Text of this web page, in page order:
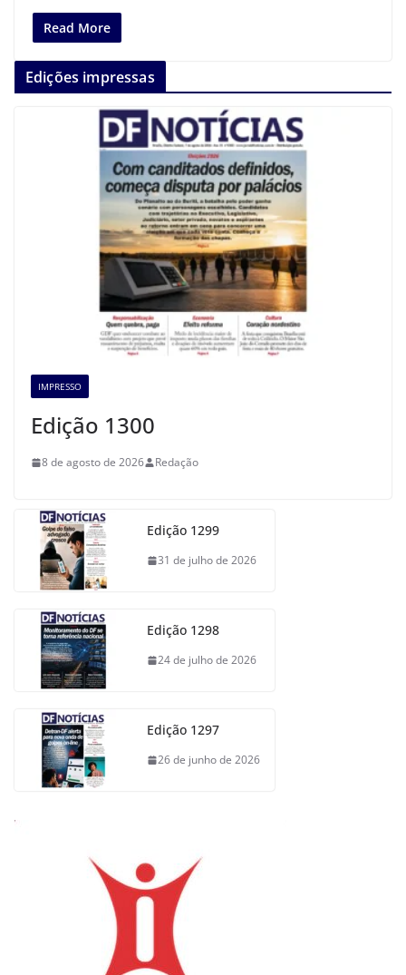
Read More
Edições impressas
IMPRESSO
Edição 1300
8 de agosto de 2026 Redação
Edição 1299
31 de julho de 2026
Edição 1298
24 de julho de 2026
Edição 1297
26 de junho de 2026